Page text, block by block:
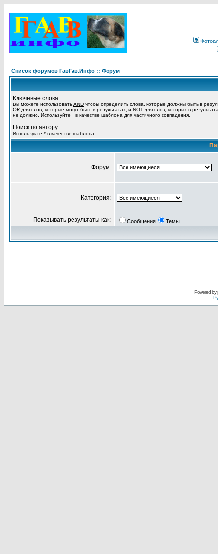
Список форумов ГавГав.Инфо :: Форум
Ключевые слова:
Вы можете использовать AND чтобы определить слова, которые должны быть в
OR для слов, которые могут быть в результатах, и NOT для слов, которых в
не должно. Используйте * в качестве шаблона для частичного совпадения.
Поиск по автору:
Используйте * в качестве шаблона
Форум:
Категория:
Показывать результаты как: Сообщения Темы
Powered by